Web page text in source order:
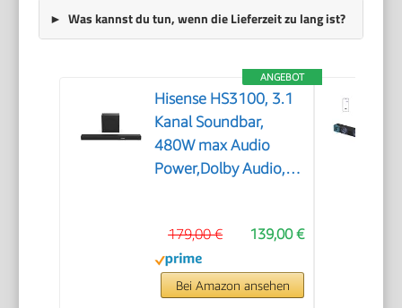
Was kannst du tun, wenn die Lieferzeit zu lang ist?
ANGEBOT
Hisense HS3100, 3.1
Kanal Soundbar,
480W max Audio
Power,Dolby Audio,
TV Mode, EzPlay139,00 €
179,00 €
Bei Amazon ansehen